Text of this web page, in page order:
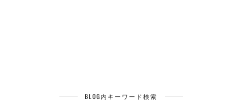
BLOG内キーワード検索